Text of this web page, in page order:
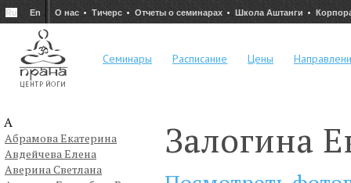
Ru En О нас Тичерс Отчеты о семинарах Школа Аштанги
Семинары Расписание Цены
А
Абрамова Екатерина
Авдейчева Елена
Аверина Светлана
Залогина